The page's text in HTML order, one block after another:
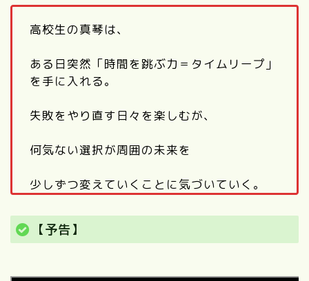
高校生の真琴は、
ある日突然「時間を跳ぶ力＝タイムリープ」
を手に入れる。
失敗をやり直す日々を楽しむが、
何気ない選択が周囲の未来を
少しずつ変えていくことに気づいていく。
【予告】